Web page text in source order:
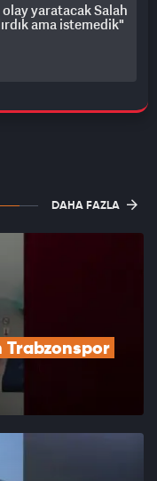
olay yaratacak Salah
ama istemedik"
DAHA FAZLA
Trabzonspor